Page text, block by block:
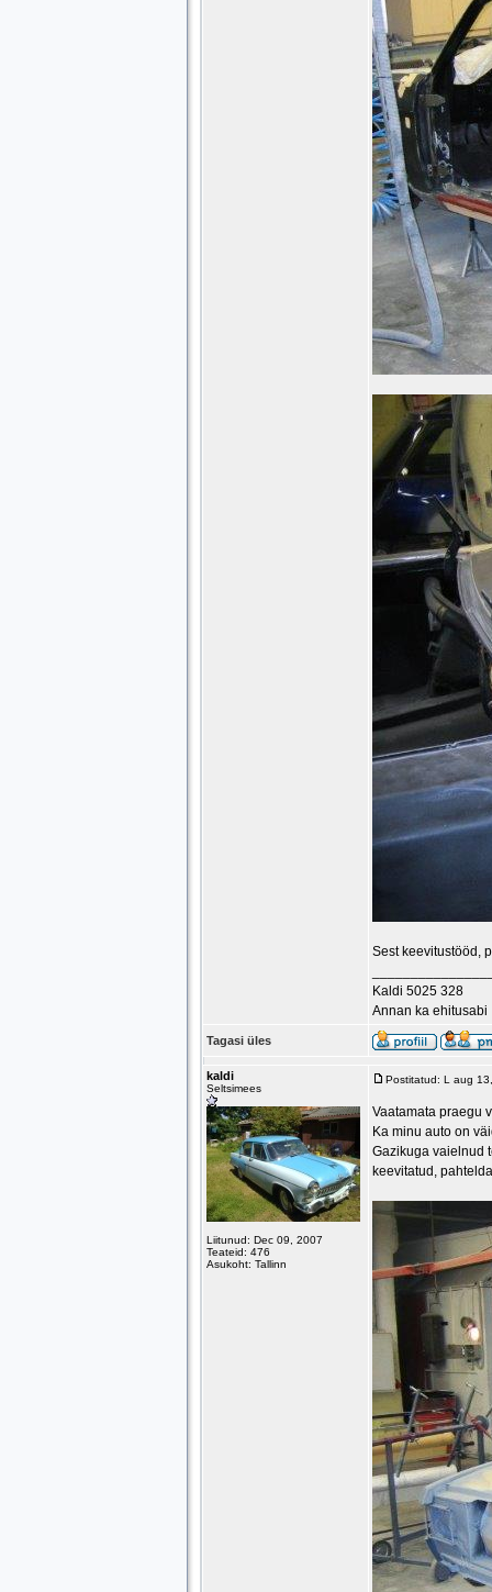
Sest keevitustööd,
Kaldi 5025 328
Annan ka ehitusabi
Tagasi üles
kaldi
Seltsimees
Liitunud: Dec 09, 2007
Teateid: 476
Asukoht: Tallinn
Postitatud: L aug
Vaatamata praegu
Ka minu auto on
Gazikuga vaielnud
keevitatud,